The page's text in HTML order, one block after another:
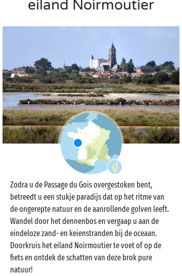
eiland Noirmoutier
Zodra u de Passage du Gois overgestoken bent,
betreedt u een stukje paradijs dat op het ritme van
de ongerepte natuur en de aanrollende golven leeft.
Wandel door het dennenbos en vergaap u aan de
eindeloze zand- en keienstranden bij de oceaan.
Doorkruis het eiland Noirmoutier te voet of op de
fiets en ontdek de schatten van deze brok pure
natuur!